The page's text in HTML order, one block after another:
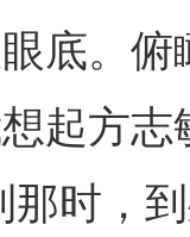
底。
起方
那时，